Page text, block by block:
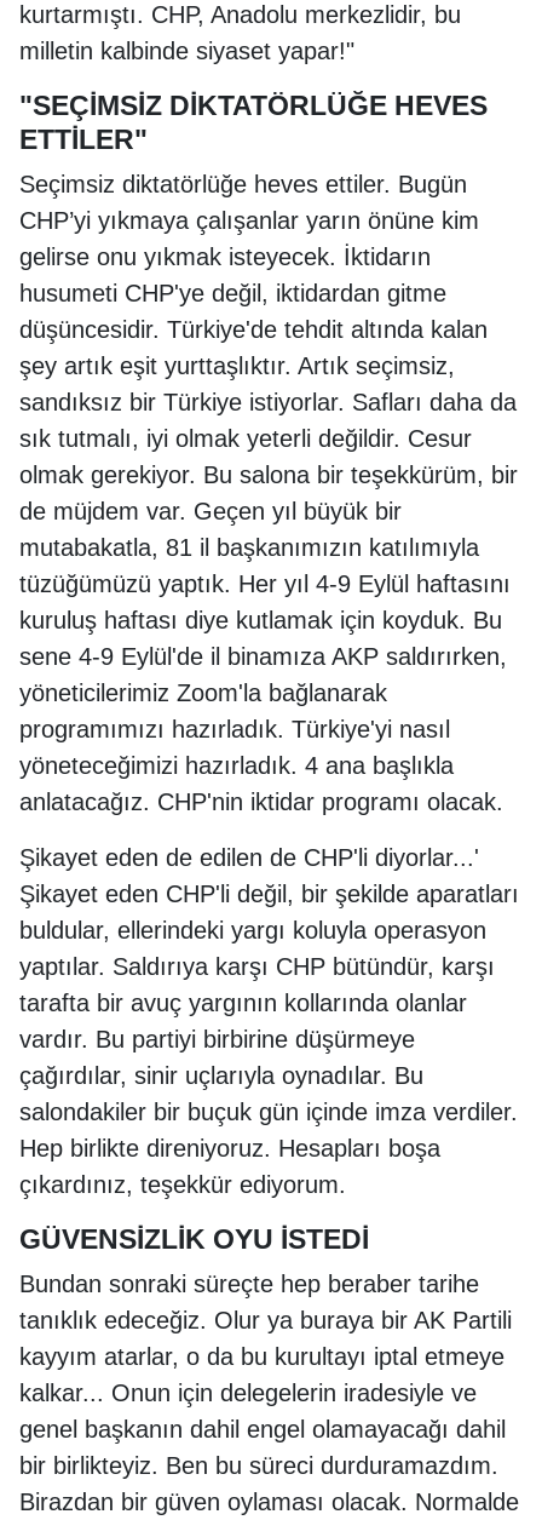
kurtarmıştı. CHP, Anadolu merkezlidir, bu
milletin kalbinde siyaset yapar!"
"SEÇİMSİZ DİKTATÖRLÜĞE HEVES
ETTİLER"
Seçimsiz diktatörlüğe heves ettiler. Bugün
CHP’yi yıkmaya çalışanlar yarın önüne kim
gelirse onu yıkmak isteyecek. İktidarın
husumeti CHP'ye değil, iktidardan gitme
düşüncesidir. Türkiye'de tehdit altında kalan
şey artık eşit yurttaşlıktır. Artık seçimsiz,
sandıksız bir Türkiye istiyorlar. Safları daha da
sık tutmalı, iyi olmak yeterli değildir. Cesur
olmak gerekiyor. Bu salona bir teşekkürüm, bir
de müjdem var. Geçen yıl büyük bir
mutabakatla, 81 il başkanımızın katılımıyla
tüzüğümüzü yaptık. Her yıl 4-9 Eylül haftasını
kuruluş haftası diye kutlamak için koyduk. Bu
sene 4-9 Eylül'de il binamıza AKP saldırırken,
yöneticilerimiz Zoom'la bağlanarak
programımızı hazırladık. Türkiye'yi nasıl
yöneteceğimizi hazırladık. 4 ana başlıkla
anlatacağız. CHP'nin iktidar programı olacak.
Şikayet eden de edilen de CHP'li diyorlar...'
Şikayet eden CHP'li değil, bir şekilde aparatları
buldular, ellerindeki yargı koluyla operasyon
yaptılar. Saldırıya karşı CHP bütündür, karşı
tarafta bir avuç yargının kollarında olanlar
vardır. Bu partiyi birbirine düşürmeye
çağırdılar, sinir uçlarıyla oynadılar. Bu
salondakiler bir buçuk gün içinde imza verdiler.
Hep birlikte direniyoruz. Hesapları boşa
çıkardınız, teşekkür ediyorum.
GÜVENSİZLİK OYU İSTEDİ
Bundan sonraki süreçte hep beraber tarihe
tanıklık edeceğiz. Olur ya buraya bir AK Partili
kayyım atarlar, o da bu kurultayı iptal etmeye
kalkar... Onun için delegelerin iradesiyle ve
genel başkanın dahil engel olamayacağı dahil
bir birlikteyiz. Ben bu süreci durduramazdım.
Birazdan bir güven oylaması olacak. Normalde